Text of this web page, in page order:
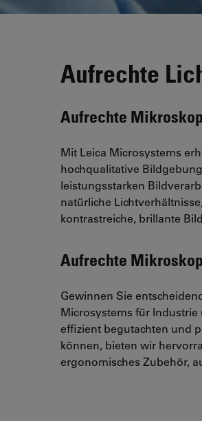
Aufrechte
Aufrechte
Mit Leica Microsystems
hochqualitative
leistungsstarken
natürliche
kontrastreiche, brillante
Aufrechte
Gewinnen Sie
Microsystems für Industrie
effizient begutachten und
können, bieten wir
ergonomisches Zubehör,